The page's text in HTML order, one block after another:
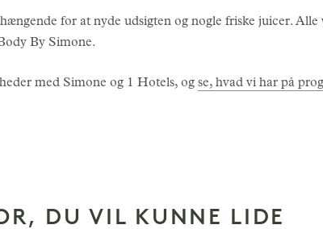
for at nyde udsigten og nogle friske juicer.
By Simone.
med Simone og 1 Hotels, og se, hvad vi har på
DU VIL KUNNE LIDE